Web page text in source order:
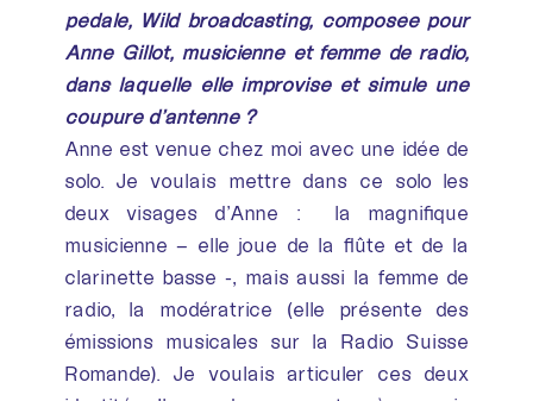
pédale, Wild broadcasting, composée pour
Anne Gillot, musicienne et femme de radio,
dans laquelle elle improvise et simule une
coupure d’antenne ?
Anne est venue chez moi avec une idée de
solo. Je voulais mettre dans ce solo les
deux visages d’Anne : la magnifique
musicienne – elle joue de la flûte et de la
clarinette basse -, mais aussi la femme de
radio, la modératrice (elle présente des
émissions musicales sur la Radio Suisse
Romande). Je voulais articuler ces deux